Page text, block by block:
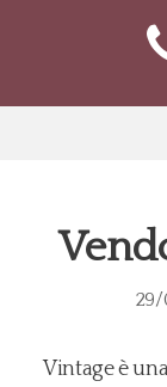
29/
Vintage è